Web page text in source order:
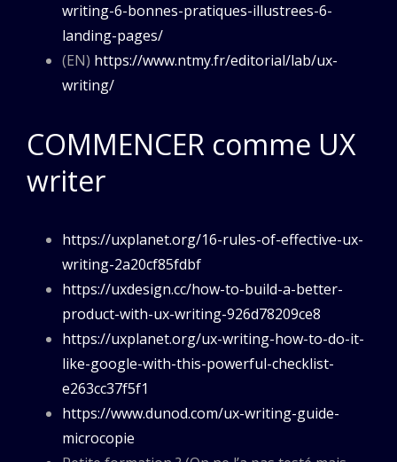
writing-6-bonnes-pratiques-illustrees-6-
landing-pages/
(EN) https://www.ntmy.fr/editorial/lab/ux-
writing/
COMMENCER comme UX
writer
https://uxplanet.org/16-rules-of-effective-ux-
writing-2a20cf85fdbf
https://uxdesign.cc/how-to-build-a-better-
product-with-ux-writing-926d78209ce8
https://uxplanet.org/ux-writing-how-to-do-it-
like-google-with-this-powerful-checklist-
e263cc37f5f1
https://www.dunod.com/ux-writing-guide-
microcopie